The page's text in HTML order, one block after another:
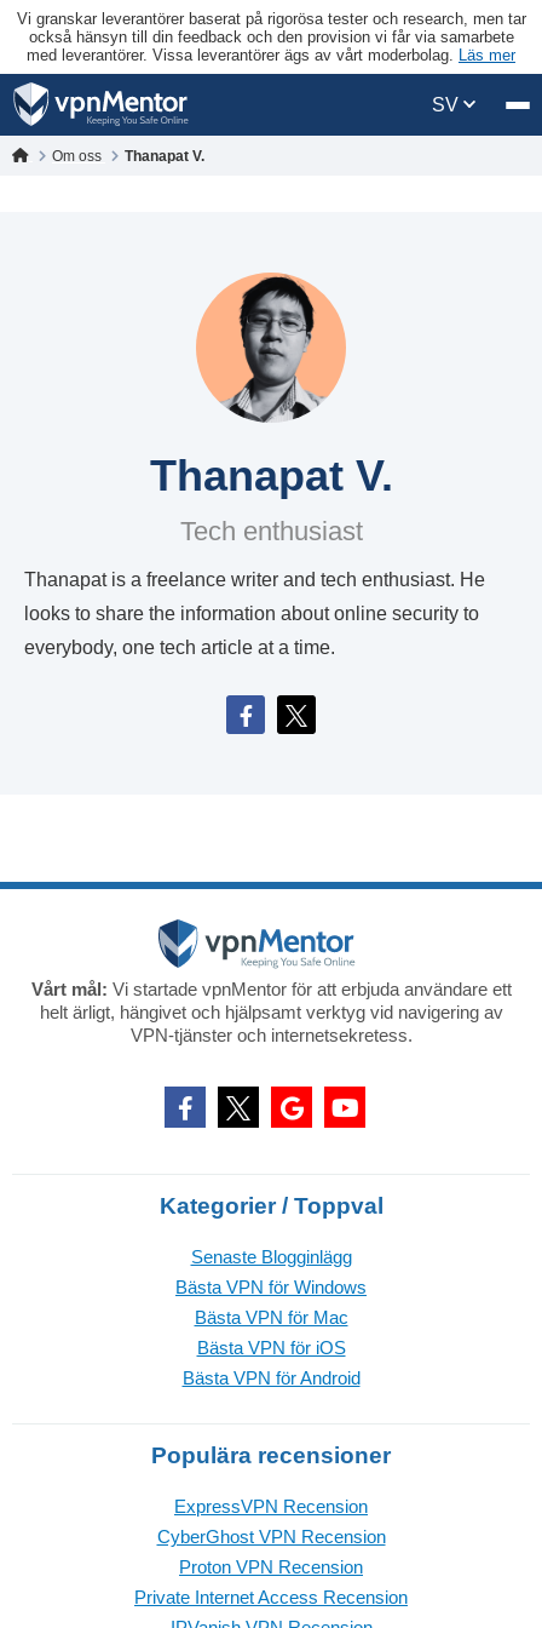
Vi granskar leverantörer baserat på rigorösa tester och research, men tar
också hänsyn till din feedback och den provision vi får via samarbete
med leverantörer. Vissa leverantörer ägs av vårt moderbolag. Läs mer
SV
Om oss Thanapat V.
Thanapat V.
Tech enthusiast
Thanapat is a freelance writer and tech enthusiast. He
looks to share the information about online security to
everybody, one tech article at a time.
Vårt mål: Vi startade vpnMentor för att erbjuda användare ett
helt ärligt, hängivet och hjälpsamt verktyg vid navigering av
VPN-tjänster och internetsekretess.
Kategorier / Toppval
Senaste Blogginlägg
Bästa VPN för Windows
Bästa VPN för Mac
Bästa VPN för iOS
Bästa VPN för Android
Populära recensioner
ExpressVPN Recension
CyberGhost VPN Recension
Proton VPN Recension
Private Internet Access Recension